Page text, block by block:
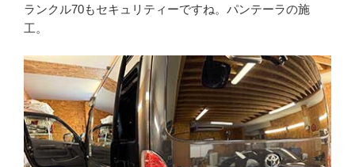
ランクル70もセキュリティーですね。パンテーラの施
工。